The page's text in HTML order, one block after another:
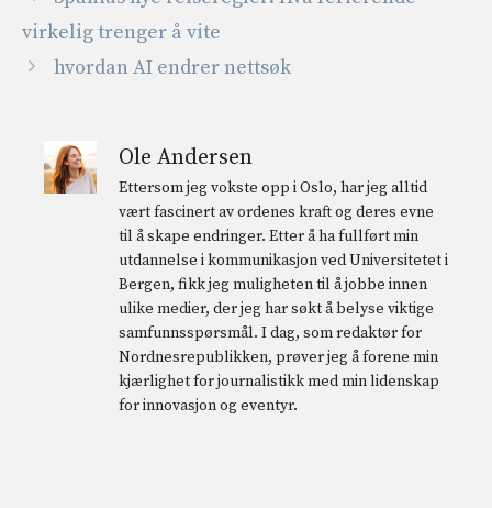
virkelig trenger å vite
hvordan AI endrer nettsøk
Ole Andersen
Ettersom jeg vokste opp i Oslo, har jeg alltid
vært fascinert av ordenes kraft og deres evne
til å skape endringer. Etter å ha fullført min
utdannelse i kommunikasjon ved Universitetet i
Bergen, fikk jeg muligheten til å jobbe innen
ulike medier, der jeg har søkt å belyse viktige
samfunnsspørsmål. I dag, som redaktør for
Nordnesrepublikken, prøver jeg å forene min
kjærlighet for journalistikk med min lidenskap
for innovasjon og eventyr.